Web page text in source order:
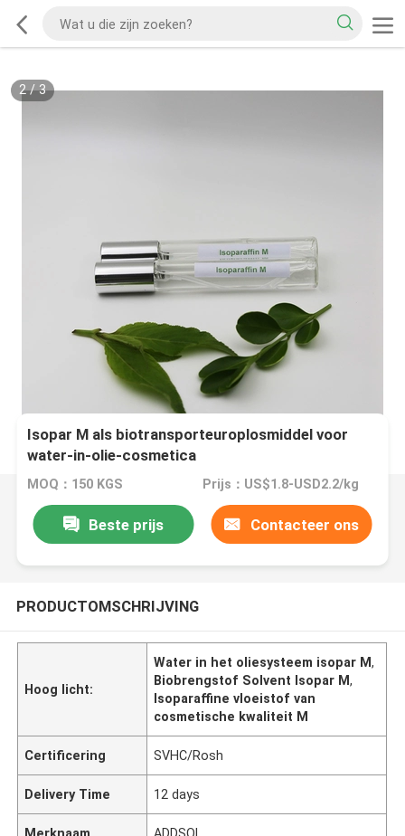
2/3
Isopar M als biotransporteuroplosmiddel voor
water-in-olie-cosmetica
MOQ：150 KGS Prijs：US$1.8-USD2.2/kg
Beste prijs Contacteer ons
PRODUCTOMSCHRIJVING
Hoog licht:
Water in het oliesysteem isopar M,
Biobrengstof Solvent Isopar M,
Isoparaffine vloeistof van
cosmetische kwaliteit M
Certificering SVHC/Rosh
Delivery Time 12 days
Merknaam ADDSOL